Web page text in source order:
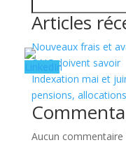
Articles
Nouveaux frais et
ONG doivent savoir
Indexation mai et
pensions,
Aucun commentaire